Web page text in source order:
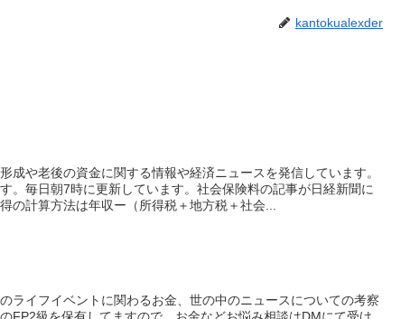
kantokualexder
成や老後の資金に関する情報や経済ニュースを発信しています。
。毎日朝7時に更新しています。社会保険料の記事が日経新聞に
の計算方法は年収ー（所得税＋地方税＋社会...
ライフイベントに関わるお金、世の中のニュースについての考察